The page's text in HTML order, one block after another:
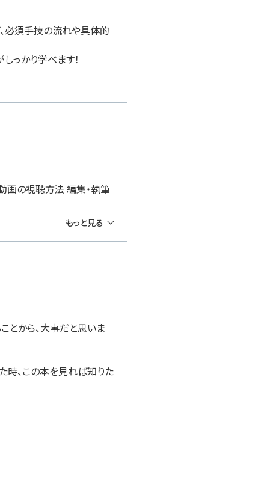
必須手技の流れや具体的
っかり学べます！
画の視聴方法 編集・執筆
もっと見る
とから、大事だと思いま
時、この本を見れば知りた